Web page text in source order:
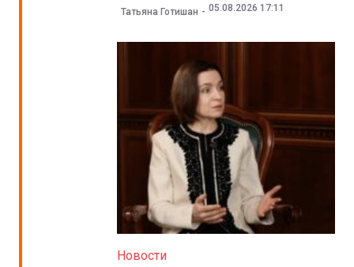
Татьяна Готишан 05.08.2026 17:11
Новости